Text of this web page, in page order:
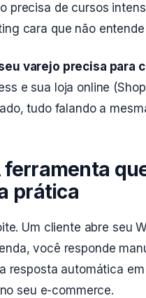
precisa de cursos
cara que não
varejo precisa para
e sua loja online
tudo falando a
ferramenta
prática
Um cliente abre seu
você responde
resposta automática
seu e-commerce.